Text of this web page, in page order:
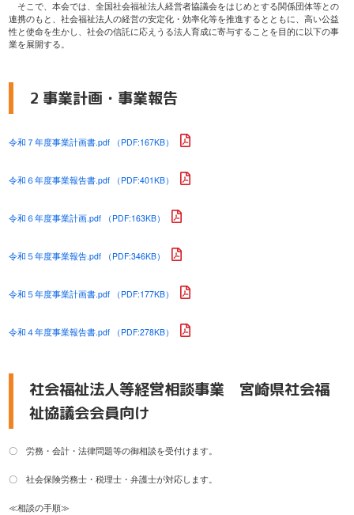
そこで、本会では、全国社会福祉法人経営者協議会をはじめとする関係団体等との
連携のもと、社会福祉法人の経営の安定化・効率化等を推進するとともに、高い公益
性と使命を生かし、社会の信託に応えうる法人育成に寄与することを目的に以下の事
業を展開する。
2 事業計画・事業報告
令和７年度事業計画書.pdf （PDF:167KB）
令和６年度事業報告書.pdf （PDF:401KB）
令和６年度事業計画.pdf （PDF:163KB）
令和５年度事業報告.pdf （PDF:346KB）
令和５年度事業計画書.pdf （PDF:177KB）
令和４年度事業報告書.pdf （PDF:278KB）
社会福祉法人等経営相談事業 宮崎県社会福
祉協議会会員向け
〇 労務・会計・法律問題等の御相談を受付けます。
〇 社会保険労務士・税理士・弁護士が対応します。
≪相談の手順≫